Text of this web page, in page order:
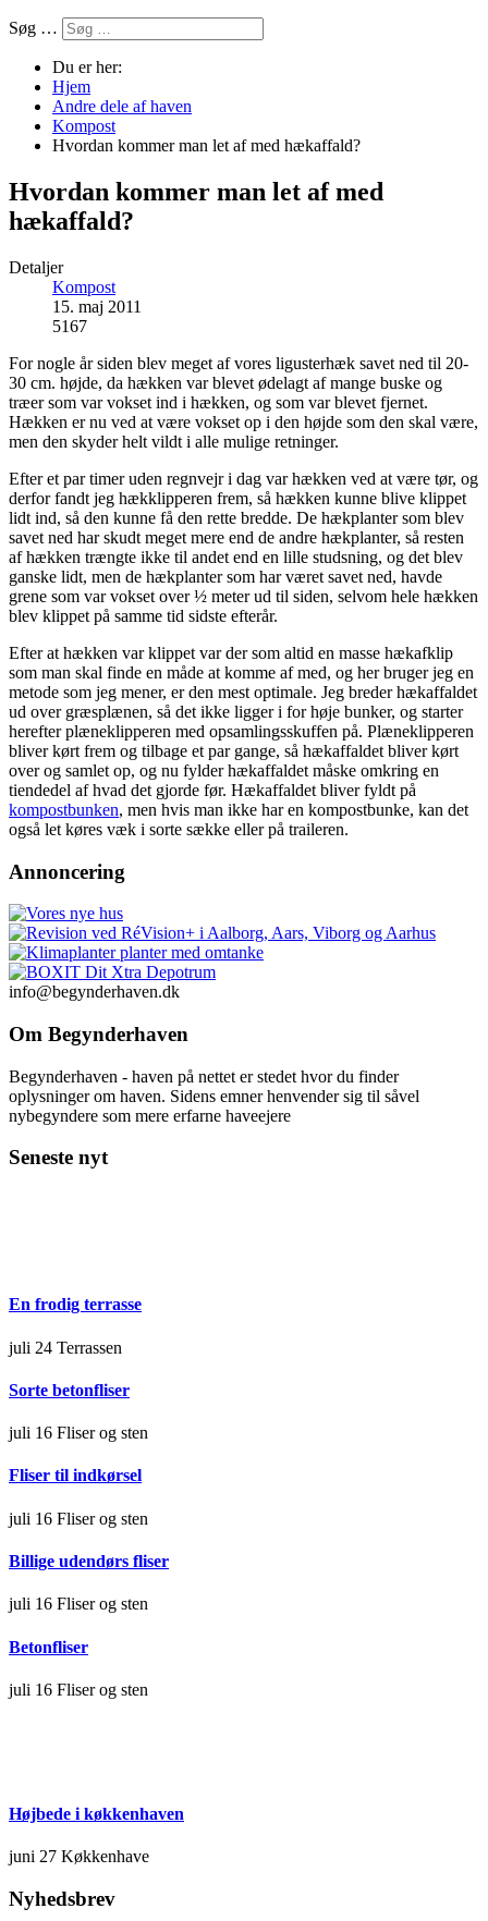
Søg …
Du er her:
Hjem
Andre dele af haven
Kompost
Hvordan kommer man let af med hækaffald?
Hvordan kommer man let af med
hækaffald?
Detaljer
Kompost
15. maj 2011
5167
For nogle år siden blev meget af vores ligusterhæk savet ned til 20-
30 cm. højde, da hækken var blevet ødelagt af mange buske og
træer som var vokset ind i hækken, og som var blevet fjernet.
Hækken er nu ved at være vokset op i den højde som den skal være,
men den skyder helt vildt i alle mulige retninger.
Efter et par timer uden regnvejr i dag var hækken ved at være tør, og
derfor fandt jeg hækklipperen frem, så hækken kunne blive klippet
lidt ind, så den kunne få den rette bredde. De hækplanter som blev
savet ned har skudt meget mere end de andre hækplanter, så resten
af hækken trængte ikke til andet end en lille studsning, og det blev
ganske lidt, men de hækplanter som har været savet ned, havde
grene som var vokset over ½ meter ud til siden, selvom hele hækken
blev klippet på samme tid sidste efterår.
Efter at hækken var klippet var der som altid en masse hækafklip
som man skal finde en måde at komme af med, og her bruger jeg en
metode som jeg mener, er den mest optimale. Jeg breder hækaffaldet
ud over græsplænen, så det ikke ligger i for høje bunker, og starter
herefter plæneklipperen med opsamlingsskuffen på. Plæneklipperen
bliver kørt frem og tilbage et par gange, så hækaffaldet bliver kørt
over og samlet op, og nu fylder hækaffaldet måske omkring en
tiendedel af hvad det gjorde før. Hækaffaldet bliver fyldt på
kompostbunken, men hvis man ikke har en kompostbunke, kan det
også let køres væk i sorte sække eller på traileren.
Annoncering
info@begynderhaven.dk
Om Begynderhaven
Begynderhaven - haven på nettet er stedet hvor du finder
oplysninger om haven. Sidens emner henvender sig til såvel
nybegyndere som mere erfarne haveejere
Seneste nyt
En frodig terrasse
juli 24 Terrassen
Sorte betonfliser
juli 16 Fliser og sten
Fliser til indkørsel
juli 16 Fliser og sten
Billige udendørs fliser
juli 16 Fliser og sten
Betonfliser
juli 16 Fliser og sten
Højbede i køkkenhaven
juni 27 Køkkenhave
Nyhedsbrev